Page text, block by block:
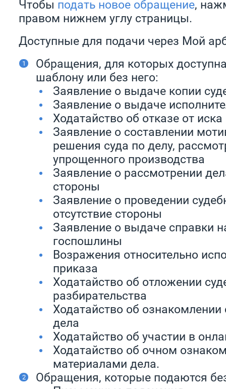
Чтобы подать новое обращение,
правом нижнем углу страницы.
Доступные для подачи через Мой
Обращения, для которых
шаблону или без него:
Заявление о выдаче копии
Заявление о выдаче
Ходатайство об отказе от иска
Заявление о составлении
решения суда по делу,
упрощенного производства
Заявление о рассмотрении
стороны
Заявление о проведении
отсутствие стороны
Заявление о выдаче справки
госпошлины
Возражения относительно
приказа
Ходатайство об отложении
разбирательства
Ходатайство об
дела
Ходатайство об участии в
Ходатайство об очном
материалами дела.
Обращения, которые подаются